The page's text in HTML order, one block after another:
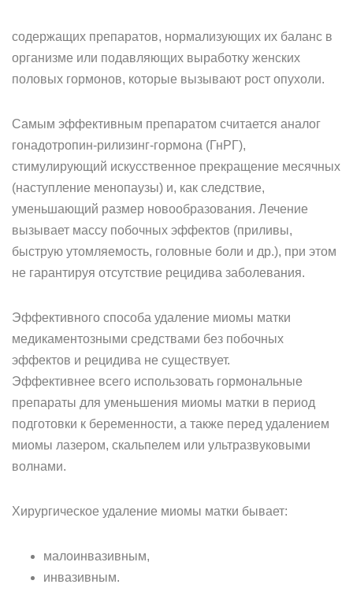
содержащих препаратов, нормализующих их баланс в
организме или подавляющих выработку женских
половых гормонов, которые вызывают рост опухоли.
Самым эффективным препаратом считается аналог
гонадотропин-рилизинг-гормона (ГнРГ),
стимулирующий искусственное прекращение месячных
(наступление менопаузы) и, как следствие,
уменьшающий размер новообразования. Лечение
вызывает массу побочных эффектов (приливы,
быструю утомляемость, головные боли и др.), при этом
не гарантируя отсутствие рецидива заболевания.
Эффективного способа удаление миомы матки
медикаментозными средствами без побочных
эффектов и рецидива не существует.
Эффективнее всего использовать гормональные
препараты для уменьшения миомы матки в период
подготовки к беременности, а также перед удалением
миомы лазером, скальпелем или ультразвуковыми
волнами.
Хирургическое удаление миомы матки бывает:
малоинвазивным,
инвазивным.